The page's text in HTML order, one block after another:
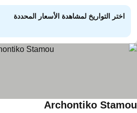
اختر التواريخ لمشاهدة الأسعار المحددة
Archontiko مشاهدة الأسعار